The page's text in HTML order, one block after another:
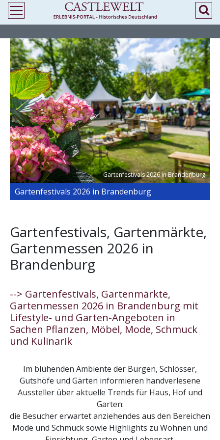
Gartenfestivals 2026 in Brandenburg
Gartenfestivals 2026 in Brandenburg
Gartenfestivals, Gartenmärkte,
Gartenmessen 2026 in
Brandenburg
--> Gartenfestivals, Gartenmärkte,
Gartenmessen 2026 in Brandenburg mit
Lifestyle- und Garten-Angeboten in
Sachen Pflanzen, Möbel, Mode, Schmuck
und Kulinarik
Im blühenden Ambiente der Burgen, Schlösser,
Gutshöfe und Gärten informieren handverlesene
Aussteller über aktuelle Trends für Haus, Hof und
Garten:
die Besucher erwartet anziehendes aus den Bereichen
Mode und Schmuck sowie Highlights zu Wohnen und